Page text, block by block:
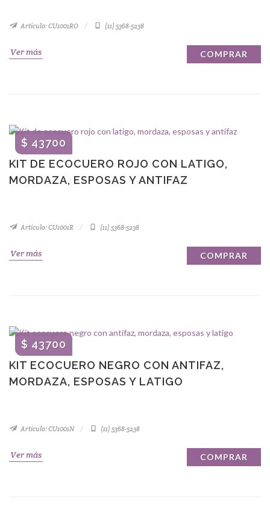
Artículo: CU1001RO (11) 5368-5238
Ver más COMPRAR
KIT DE ECOCUERO ROJO CON LATIGO,
MORDAZA, ESPOSAS Y ANTIFAZ
$ 43700
Artículo: CU1001R (11) 5368-5238
Ver más COMPRAR
KIT ECOCUERO NEGRO CON ANTIFAZ,
MORDAZA, ESPOSAS Y LATIGO
$ 43700
Artículo: CU1001N (11) 5368-5238
Ver más COMPRAR